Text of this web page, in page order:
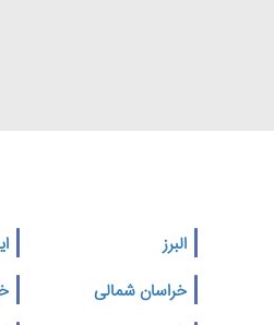
البرز
خراسان شمالی